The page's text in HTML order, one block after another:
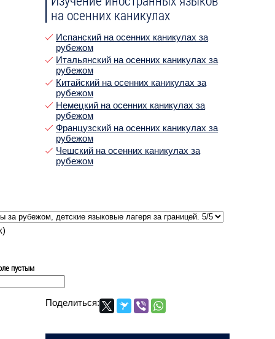
на осенних каникулах
Испанский на осенних каникулах за
рубежом
Итальянский на осенних каникулах за
рубежом
Китайский на осенних каникулах за
рубежом
Немецкий на осенних каникулах за
рубежом
Французский на осенних каникулах за
рубежом
Чешский на осенних каникулах за
рубежом
пустым
Поделиться: